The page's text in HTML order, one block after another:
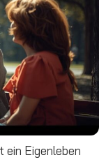
ein Eigenleben